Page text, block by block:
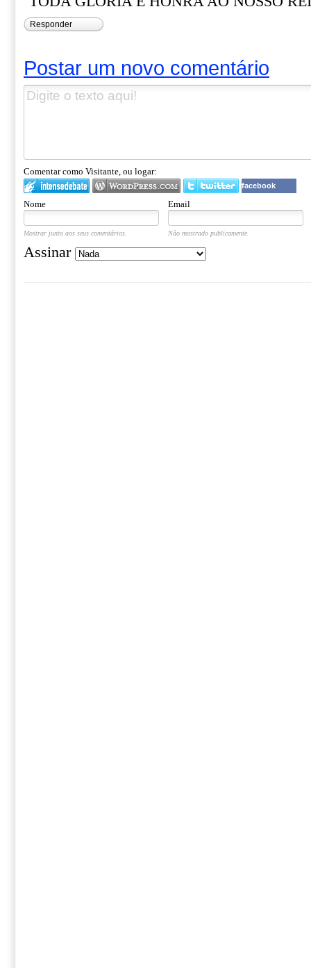
Responder
Postar um novo comentário
Comentar como Visitante, ou logar:
facebook
Nome Email
Mostrar junto aos seus comentários. Não mostrado publicamente.
Assinar